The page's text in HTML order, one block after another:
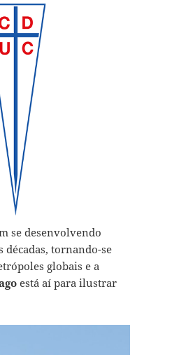
se desenvolvendo
décadas, tornando-se
globais e a
está aí para ilustrar